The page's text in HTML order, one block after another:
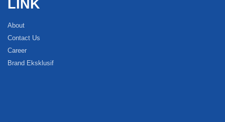
LINK
About
Contact Us
Career
Brand Eksklusif